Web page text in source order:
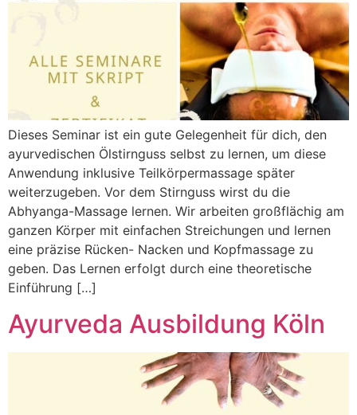
Dieses Seminar ist ein gute Gelegenheit für dich, den
ayurvedischen Ölstirnguss selbst zu lernen, um diese
Anwendung inklusive Teilkörpermassage später
weiterzugeben. Vor dem Stirnguss wirst du die
Abhyanga-Massage lernen. Wir arbeiten großflächig am
ganzen Körper mit einfachen Streichungen und lernen
eine präzise Rücken- Nacken und Kopfmassage zu
geben. Das Lernen erfolgt durch eine theoretische
Einführung […]
Ayurveda Ausbildung Köln